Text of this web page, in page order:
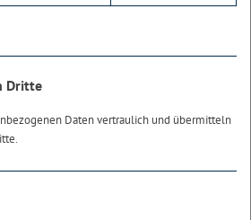
Dritte
Daten vertraulich und übermitteln